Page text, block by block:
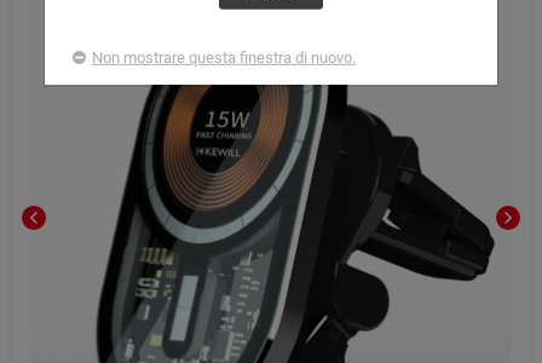
chevron_left chevron_right
Non mostrare questa finestra di nuovo.